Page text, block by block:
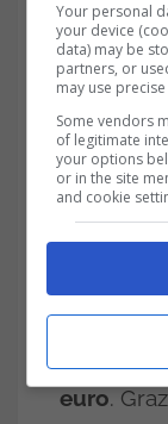
meglio:
euro.
Your personal
your device
data) may be
partners, or
may use
Some vendors
of legitimate
your options
or in the site
and cookie